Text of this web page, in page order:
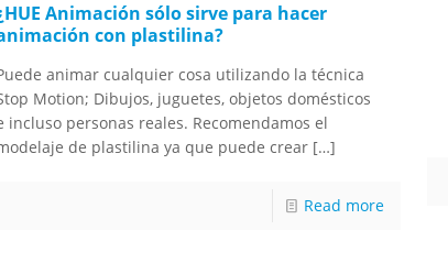
Animación sólo sirve para hacer
con plastilina?
animar cualquier cosa utilizando la técnica
Motion; Dibujos, juguetes, objetos domésticos
incluso personas reales. Recomendamos el
de plastilina ya que puede crear […]
Read more